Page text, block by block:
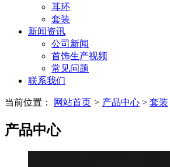
耳环
套装
新闻资讯
公司新闻
首饰生产视频
常见问题
联系我们
当前位置： 网站首页 > 产品中心 > 套装
产品中心